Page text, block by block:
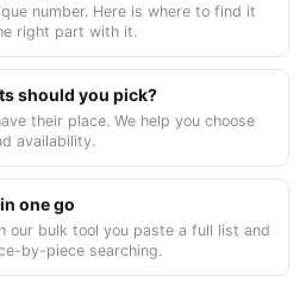
number. Here is where to find it
right part with it.
should you pick?
their place. We help you choose
availability.
one go
our bulk tool you paste a full list and
by-piece searching.